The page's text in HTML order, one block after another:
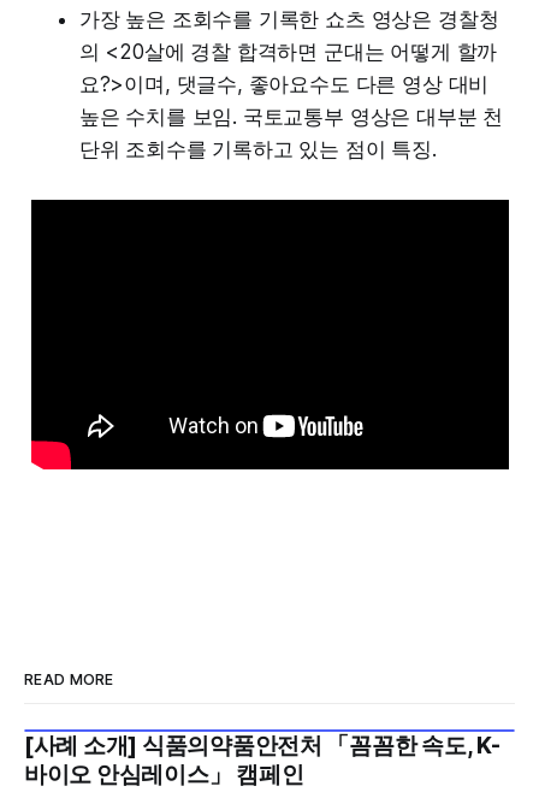
가장 높은 조회수를 기록한 쇼츠 영상은 경찰청
의 <20살에 경찰 합격하면 군대는 어떻게 할까
요?>이며, 댓글수, 좋아요수도 다른 영상 대비
높은 수치를 보임. 국토교통부 영상은 대부분 천
단위 조회수를 기록하고 있는 점이 특징.
READ MORE
2026년 7월 5주
[사례 소개] 식품의약품안전처 「꼼꼼한 속도, K-
바이오 안심레이스」 캠페인